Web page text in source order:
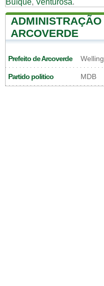
ARCOVERDE
Prefeito de Arcoverde
Partido politico MDB